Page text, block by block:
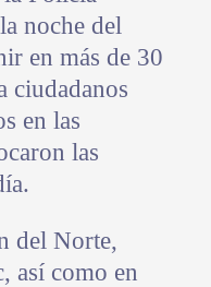
noche del
en más de 30
ciudadanos
en las
las
del Norte,
así como en